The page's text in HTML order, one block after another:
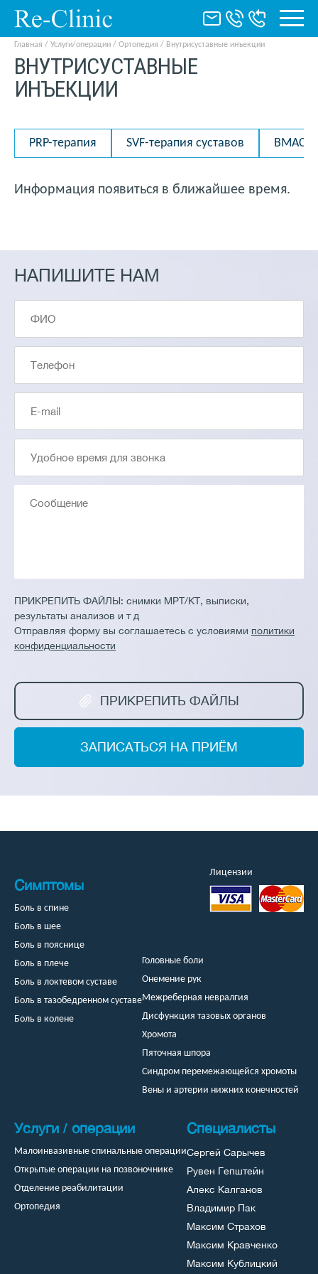
Главная / Услуги/операции / Ортопедия / Внутрисуставные инъекции
ВНУТРИСУСТАВНЫЕ
ИНЪЕКЦИИ
PRP-терапия SVF-терапия суставов BMAC
Информация появиться в ближайшее время.
НАПИШИТЕ НАМ
ПРИКРЕПИТЬ ФАЙЛЫ: снимки МРТ/КТ, выписки,
результаты анализов и т д
Отправляя форму вы соглашаетесь с условиями политики
конфиденциальности
ПРИКРЕПИТЬ ФАЙЛЫ
ЗАПИСАТЬСЯ НА ПРИЁМ
Лицензии
Симптомы
Боль в спине
Боль в шее
Боль в пояснице
Боль в плече
Боль в локтевом суставе
Боль в тазобедренном суставе
Боль в колене
Головные боли
Онемение рук
Межреберная невралгия
Дисфункция тазовых органов
Хромота
Пяточная шпора
Синдром перемежающейся хромоты
Вены и артерии нижних конечностей
Услуги / операции
Малоинвазивные спинальные операции
Открытые операции на позвоночнике
Отделение реабилитации
Ортопедия
Специалисты
Сергей Сарычев
Рувен Гепштейн
Алекс Калганов
Владимир Пак
Максим Страхов
Максим Кравченко
Максим Кублицкий